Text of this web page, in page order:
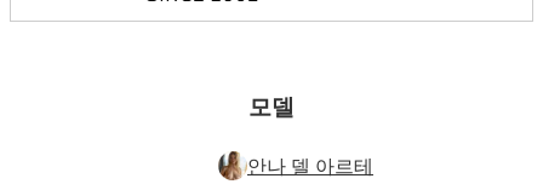
모델
안나 델 아르테